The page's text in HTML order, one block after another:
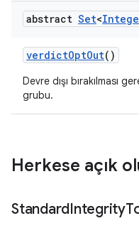
abstract Set<
verdictOptOut()
Devre dışı bırakılması
grubu.
Herkese açık
StandardIntegrity